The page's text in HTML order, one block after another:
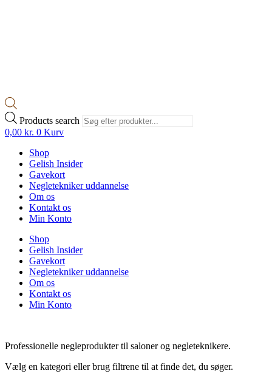
Products search
0,00 kr. 0 Kurv
Shop
Gelish Insider
Gavekort
Negletekniker uddannelse
Om os
Kontakt os
Min Konto
Shop
Gelish Insider
Gavekort
Negletekniker uddannelse
Om os
Kontakt os
Min Konto
Professionelle negleprodukter til saloner og negleteknikere.
Vælg en kategori eller brug filtrene til at finde det, du søger.